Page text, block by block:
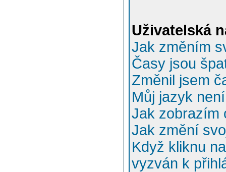
Uživatelská
Jak změním
Časy jsou
Změnil jsem
Můj jazyk
Jak zobrazím
Jak změní
Když kliknu
vyzván k